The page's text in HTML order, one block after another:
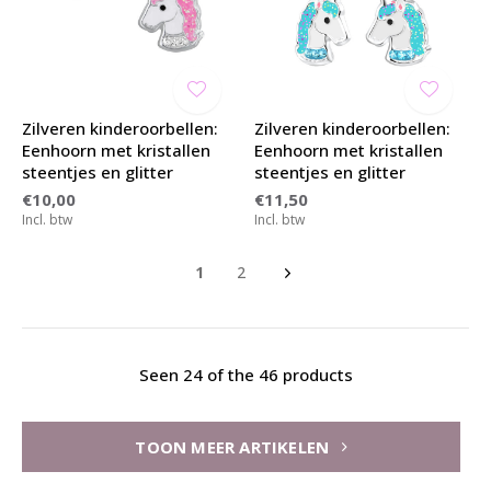
Zilveren kinderoorbellen:
Eenhoorn met kristallen
steentjes en glitter
€10,00
Incl. btw
Zilveren kinderoorbellen:
Eenhoorn met kristallen
steentjes en glitter
€11,50
Incl. btw
1 2
Seen 24 of the 46 products
TOON MEER ARTIKELEN